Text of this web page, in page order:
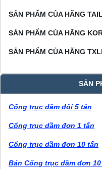
SẢN PHẨM CỦA HÃNG
SẢN PHẨM CỦA HÃNG
SẢN PHẨM CỦA HÃNG
SẢN
Cổng trục dầm đôi 5 tấn
Cổng trục dầm đơn 1 tấn
Cổng trục dầm đơn 10 tấn
Bán Cổng trục dầm đơn